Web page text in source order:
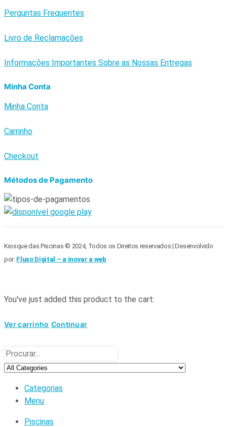
Perguntas Frequentes
Livro de Reclamações
Informações Importantes Sobre as Nossas Entregas
Minha Conta
Minha Conta
Carrinho
Checkout
Métodos de Pagamento
Kiosque das Piscinas © 2024, Todos os Direitos reservados | Desenvolvido
por: Fluxo Digital – a inovar a web
You've just added this product to the cart:
Ver carrinho Continuar
Categorias
Menu
Piscinas